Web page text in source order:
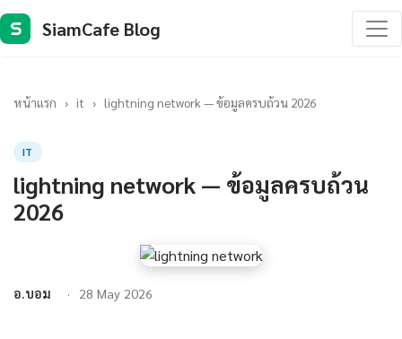
S SiamCafe Blog
หน้าแรก › it › lightning network — ข้อมูลครบถ้วน 2026
IT
lightning network — ข้อมูลครบถ้วน
2026
อ.บอม 28 May 2026